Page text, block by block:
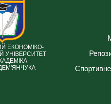
ЕКОНОМІКО-
УНІВЕРСИТЕТ